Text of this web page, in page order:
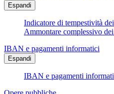
Espandi
Indicatore di tempestività
Ammontare complessivo
IBAN e pagamenti informatici
Espandi
IBAN e pagamenti